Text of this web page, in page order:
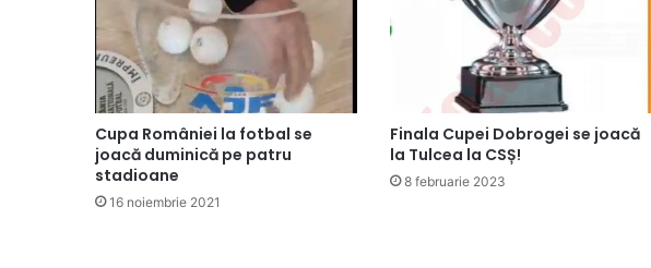
Cupa României la fotbal se
joacă duminică pe patru
stadioane
16 noiembrie 2021
Finala Cupei Dobrogei se joacă
la Tulcea la CSȘ!
8 februarie 2023